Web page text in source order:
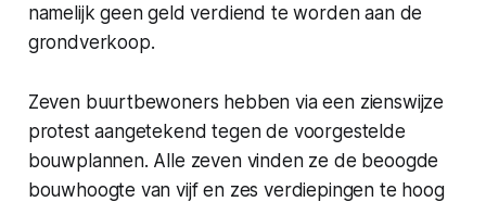
namelijk geen geld verdiend te worden aan de
grondverkoop.
Zeven buurtbewoners hebben via een zienswijze
protest aangetekend tegen de voorgestelde
bouwplannen. Alle zeven vinden ze de beoogde
bouwhoogte van vijf en zes verdiepingen te hoog